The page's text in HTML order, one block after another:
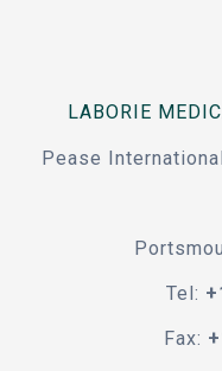
LABORIE
Pease
Tel:
Fax: